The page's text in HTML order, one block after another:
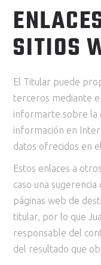
SITIOS
El Titular puede
terceros mediante
informarte sobre la
información en
datos ofrecidos en
Estos enlaces a
caso una
páginas web de
titular, por lo que
responsable del
del resultado que